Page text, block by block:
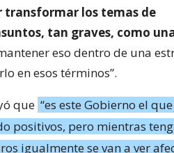
transformar los temas de
tan graves, como
eso dentro de una
en esos términos”.
que “es este Gobierno el
positivos, pero mientras
igualmente se van a ver